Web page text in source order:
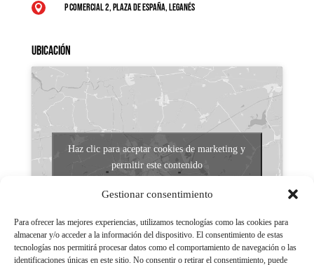
Gestionar consentimiento
Para ofrecer las mejores experiencias, utilizamos tecnologías como las cookies para
almacenar y/o acceder a la información del dispositivo. El consentimiento de estas
tecnologías nos permitirá procesar datos como el comportamiento de navegación o las
identificaciones únicas en este sitio. No consentir o retirar el consentimiento, puede
 P Comercial 2, Plaza de España, Leganés
Ubicación
Haz clic para aceptar cookies de marketing y
permitir este contenido